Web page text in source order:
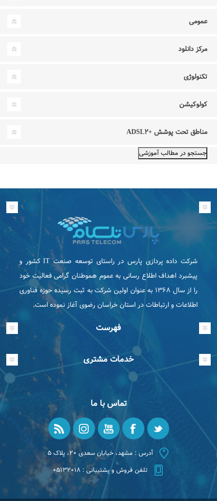
عمومی
مرکز دانلود
تکنولوژی
کولوکیشن
مناطق تحت پوشش +ADSL۲
شرکت داده پردازی پارس در راستای توسعه صنعت IT كشور و
پیشبرد اهداف اطلاع رسانی به عموم هموطنان گرامی فعاليت خود
را از سال ۱۳۶۸ به عنوان اولین شرکت به ثبت رسیده حوزه فناوری
اطلاعات و ارتباطات در استان خراسان رضوی آغاز نموده است.
فهرست
خدمات مشتری
تماس با ما
آدرس : مشهد، خیابان سعدی ۲۰، پلاک ۵
تلفن فروش و پشتیبانی : ۰۵۱۳۲۰۱۸